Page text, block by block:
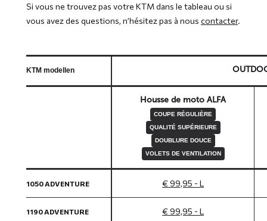
Si vous ne trouvez pas votre KTM dans le tableau ou si
vous avez des questions, n’hésitez pas à nous contacter.
KTM modellen
Housse de moto ALFA
COUPE RÉGULIÈRE
QUALITÉ SUPÉRIEURE
DOUBLURE DOUCE
VOLETS DE VENTILATION
1050 ADVENTURE € 99,95 - L
1190 ADVENTURE € 99,95 - L